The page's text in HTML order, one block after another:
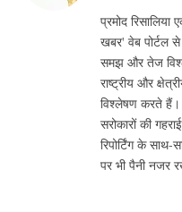
प्रमोद
खबर' वेब पोर्टल
समझ और तेज
राष्ट्रीय और
विश्लेषण करते
सरोकारों की
रिपोर्टिंग के
पर भी पैनी नजर